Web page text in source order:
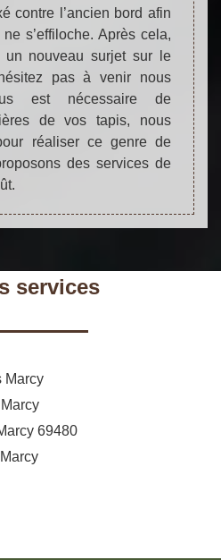
contre l’ancien bord afin
s’effiloche. Après cela,
un nouveau surjet sur le
pas à venir nous
est nécessaire de
de vos tapis, nous
réaliser ce genre de
des services de
services
Marcy
69480